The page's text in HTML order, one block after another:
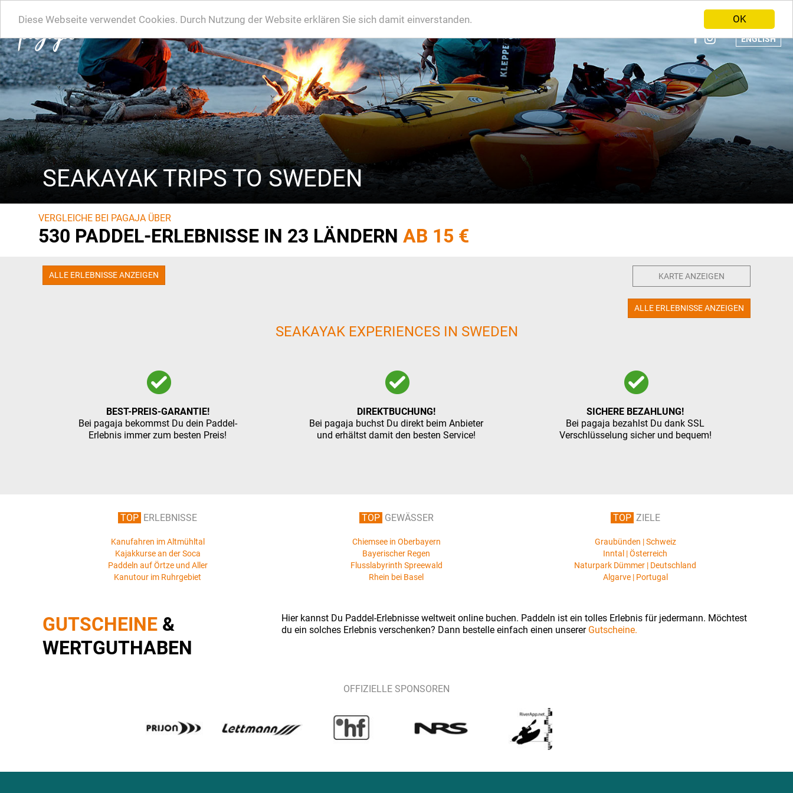
OK
Diese Webseite verwendet Cookies. Durch Nutzung der Website erklären Sie sich damit einverstanden.
ANBIETER WERDEN HOME
ENGLISH
SEAKAYAK TRIPS TO SWEDEN
VERGLEICHE BEI PAGAJA ÜBER
530 PADDEL-ERLEBNISSE IN 23 LÄNDERN AB 15 €
ALLE ERLEBNISSE ANZEIGEN KARTE ANZEIGEN
ALLE ERLEBNISSE ANZEIGEN
SEAKAYAK EXPERIENCES IN SWEDEN
BEST-PREIS-GARANTIE!
Bei pagaja bekommst Du dein Paddel-
Erlebnis immer zum besten Preis!
DIREKTBUCHUNG!
Bei pagaja buchst Du direkt beim Anbieter
und erhältst damit den besten Service!
SICHERE BEZAHLUNG!
Bei pagaja bezahlst Du dank SSL
Verschlüsselung sicher und bequem!
TOP ERLEBNISSE
Kanufahren im Altmühltal
Kajakkurse an der Soca
Paddeln auf Örtze und Aller
Kanutour im Ruhrgebiet
TOP GEWÄSSER
Chiemsee in Oberbayern
Bayerischer Regen
Flusslabyrinth Spreewald
Rhein bei Basel
TOP ZIELE
Graubünden | Schweiz
Inntal | Österreich
Naturpark Dümmer | Deutschland
Algarve | Portugal
GUTSCHEINE &
WERTGUTHABEN
Hier kannst Du Paddel-Erlebnisse weltweit online buchen. Paddeln ist ein tolles Erlebnis für jedermann. Möchtest
du ein solches Erlebnis verschenken? Dann bestelle einfach einen unserer Gutscheine.
OFFIZIELLE SPONSOREN